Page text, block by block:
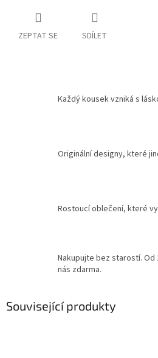
ZEPTAT SE SDÍLET
Každý kousek vzniká s
Originální designy, které
Rostoucí oblečení, které
Nakupujte bez starostí. Od
nás zdarma.
Související produkty